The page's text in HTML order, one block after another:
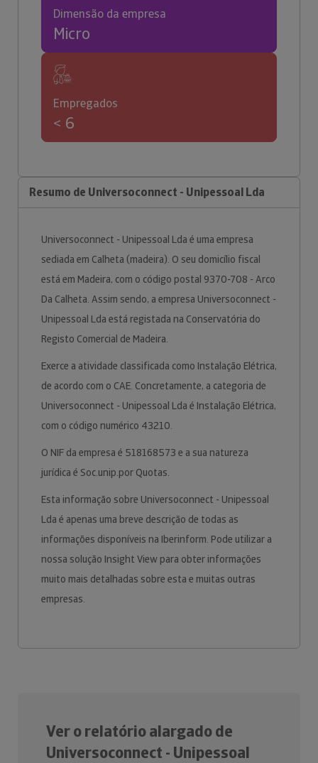
Dimensão da empresa
Micro
Empregados
< 6
Resumo de Universoconnect - Unipessoal Lda
Universoconnect - Unipessoal Lda é uma empresa
sediada em Calheta (madeira). O seu domicílio fiscal
está em Madeira, com o código postal 9370-708 - Arco
Da Calheta. Assim sendo, a empresa Universoconnect -
Unipessoal Lda está registada na Conservatória do
Registo Comercial de Madeira.
Exerce a atividade classificada como Instalação Elétrica,
de acordo com o CAE. Concretamente, a categoria de
Universoconnect - Unipessoal Lda é Instalação Elétrica,
com o código numérico 43210.
O NIF da empresa é 518168573 e a sua natureza
jurídica é Soc.unip.por Quotas.
Esta informação sobre Universoconnect - Unipessoal
Lda é apenas uma breve descrição de todas as
informações disponíveis na Iberinform. Pode utilizar a
nossa solução Insight View para obter informações
muito mais detalhadas sobre esta e muitas outras
empresas.
Ver o relatório alargado de
Universoconnect - Unipessoal